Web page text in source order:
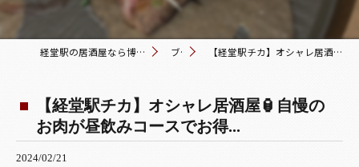
経堂駅の居酒屋なら博多おでんと黒毛和牛の店 くろこ ブログ 【経堂駅チカ】オシャレ居酒屋🏮自慢のお肉が昼飲みコースでお得...
【経堂駅チカ】オシャレ居酒屋🏮自慢の
お肉が昼飲みコースでお得...
2024/02/21